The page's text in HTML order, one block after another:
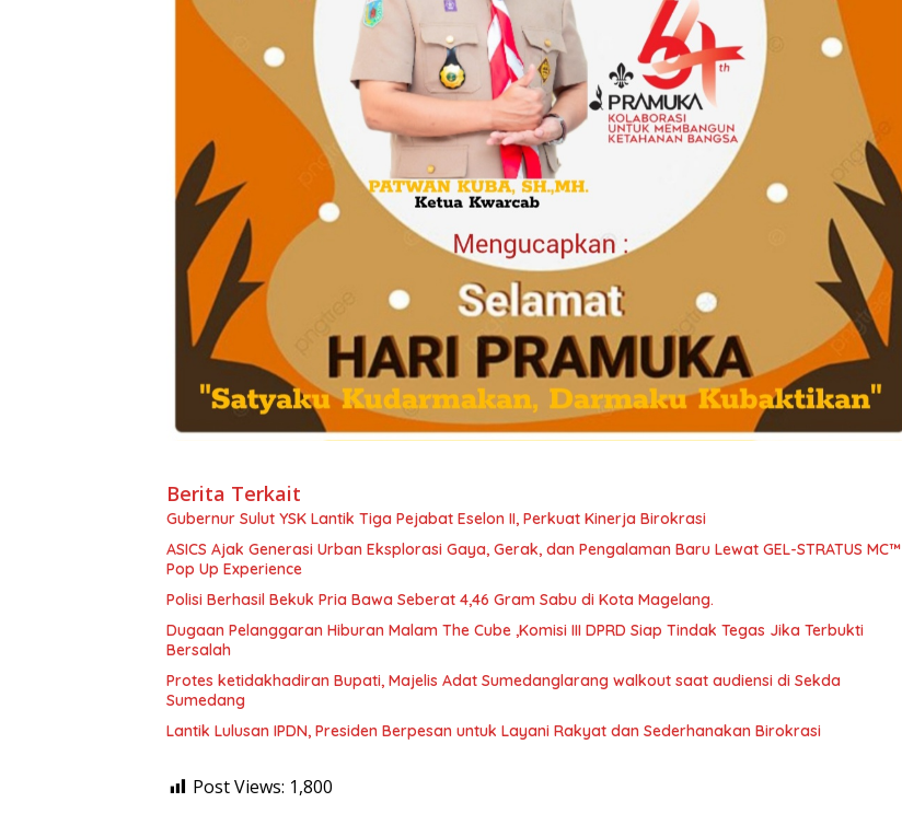
Berita Terkait
Gubernur Sulut YSK Lantik Tiga Pejabat Eselon II, Perkuat Kinerja Birokrasi
ASICS Ajak Generasi Urban Eksplorasi Gaya, Gerak, dan Pengalaman Baru Lewat GEL-STRATUS MC™
Pop Up Experience
Polisi Berhasil Bekuk Pria Bawa Seberat 4,46 Gram Sabu di Kota Magelang.
Dugaan Pelanggaran Hiburan Malam The Cube ,Komisi III DPRD Siap Tindak Tegas Jika Terbukti
Bersalah
Protes ketidakhadiran Bupati, Majelis Adat Sumedanglarang walkout saat audiensi di Sekda
Sumedang
Lantik Lulusan IPDN, Presiden Berpesan untuk Layani Rakyat dan Sederhanakan Birokrasi
Post Views: 1,800